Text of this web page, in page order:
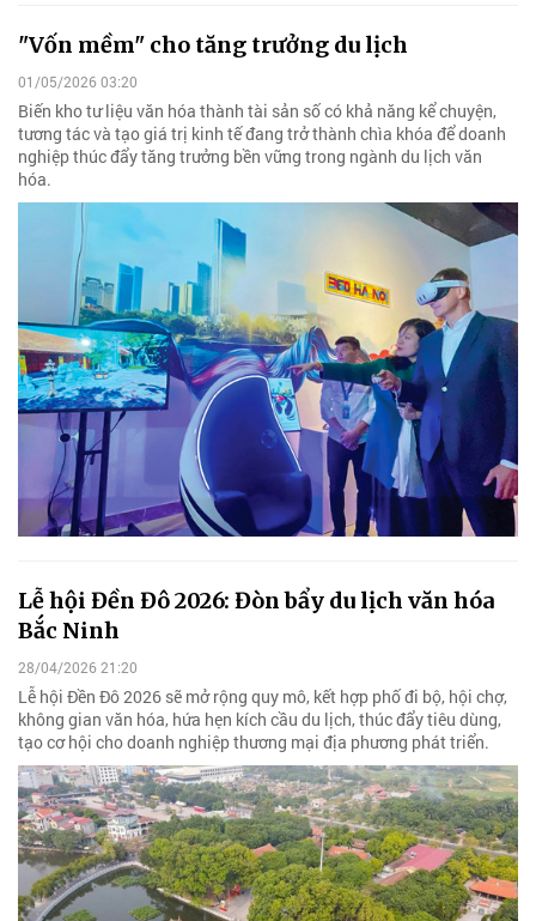
"Vốn mềm" cho tăng trưởng du lịch
01/05/2026 03:20
Biến kho tư liệu văn hóa thành tài sản số có khả năng kể chuyện,
tương tác và tạo giá trị kinh tế đang trở thành chìa khóa để doanh
nghiệp thúc đẩy tăng trưởng bền vững trong ngành du lịch văn
hóa.
Lễ hội Đền Đô 2026: Đòn bẩy du lịch văn hóa
Bắc Ninh
28/04/2026 21:20
Lễ hội Đền Đô 2026 sẽ mở rộng quy mô, kết hợp phố đi bộ, hội chợ,
không gian văn hóa, hứa hẹn kích cầu du lịch, thúc đẩy tiêu dùng,
tạo cơ hội cho doanh nghiệp thương mại địa phương phát triển.